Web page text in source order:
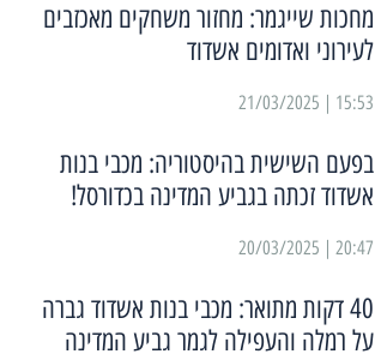
מחכות שייגמר: מחזור משחקים מאכזבים
לעירוני ואדומים אשדוד
15:53 | 21/03/2025
בפעם השישית בהיסטוריה: מכבי בנות
אשדוד זכתה בגביע המדינה בכדורסל!
20:47 | 20/03/2025
40 דקות מתואר: מכבי בנות אשדוד גברה
על רמלה והעפילה לגמר גביע המדינה